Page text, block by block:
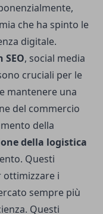
che ha spinto le
digitale.
, social media
cruciali per le
mantenere una
del commercio
della
della logistica
Questi
ottimizzare i
sempre più
Questi